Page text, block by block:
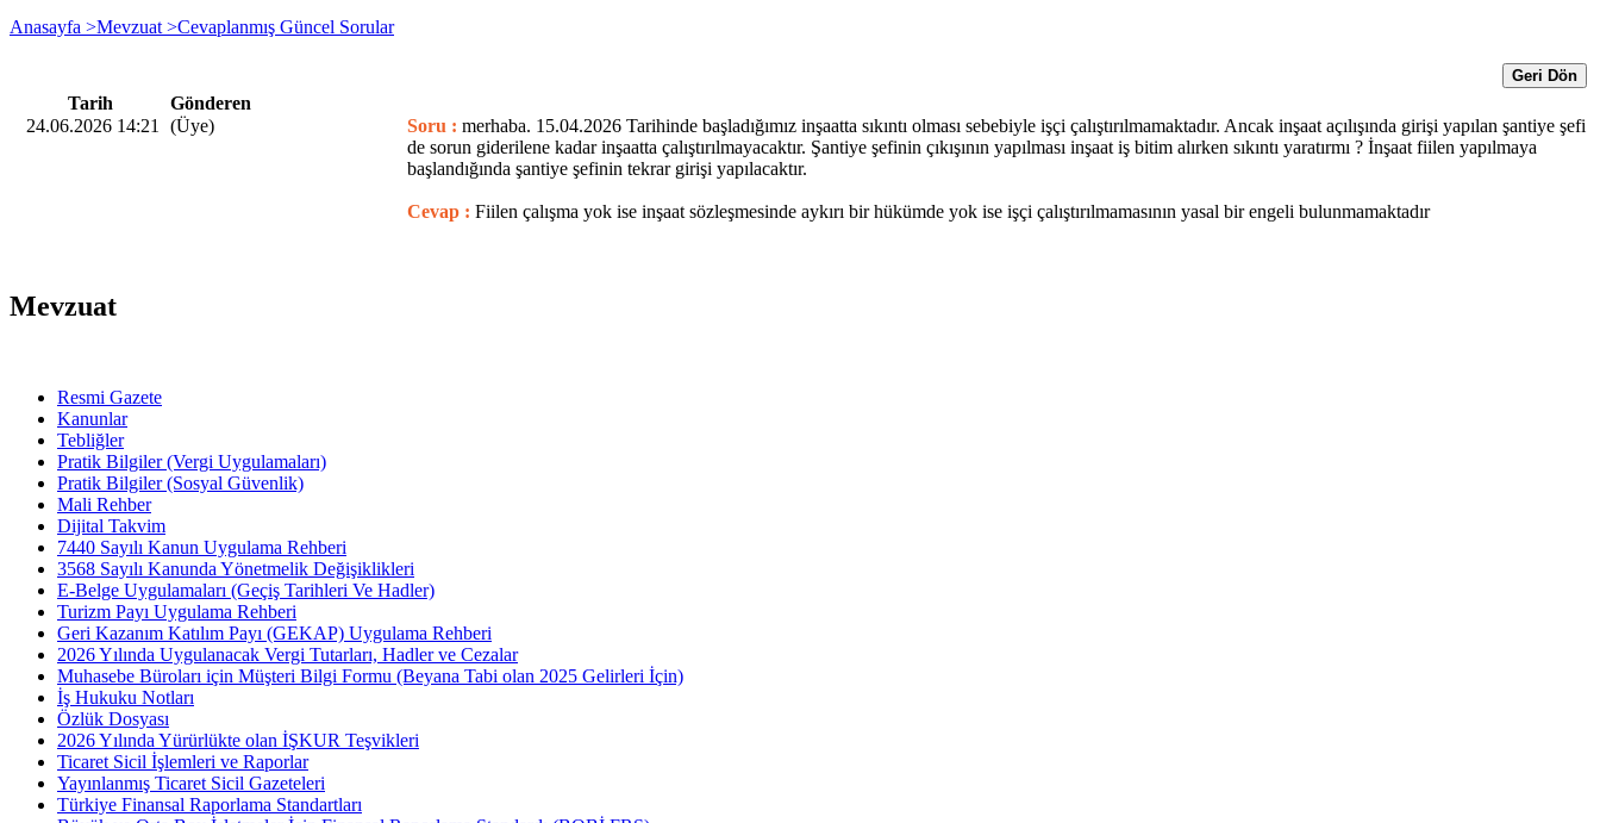
Anasayfa >Mevzuat >Cevaplanmış Güncel Sorular
Geri Dön
Tarih
Gönderen
24.06.2026 14:21
(Üye) Soru : merhaba. 15.04.2026 Tarihinde başladığımız inşaatta sıkıntı olması sebebiyle işçi çalıştırılmamaktadır. Ancak inşaat açılışında girişi yapılan şantiye şefi
de sorun giderilene kadar inşaatta çalıştırılmayacaktır. Şantiye şefinin çıkışının yapılması inşaat iş bitim alırken sıkıntı yaratırmı ? İnşaat fiilen yapılmaya
başlandığında şantiye şefinin tekrar girişi yapılacaktır.
Cevap : Fiilen çalışma yok ise inşaat sözleşmesinde aykırı bir hükümde yok ise işçi çalıştırılmamasının yasal bir engeli bulunmamaktadır
Mevzuat
Resmi Gazete
Kanunlar
Tebliğler
Pratik Bilgiler (Vergi Uygulamaları)
Pratik Bilgiler (Sosyal Güvenlik)
Mali Rehber
Dijital Takvim
7440 Sayılı Kanun Uygulama Rehberi
3568 Sayılı Kanunda Yönetmelik Değişiklikleri
E-Belge Uygulamaları (Geçiş Tarihleri Ve Hadler)
Turizm Payı Uygulama Rehberi
Geri Kazanım Katılım Payı (GEKAP) Uygulama Rehberi
2026 Yılında Uygulanacak Vergi Tutarları, Hadler ve Cezalar
Muhasebe Büroları için Müşteri Bilgi Formu (Beyana Tabi olan 2025 Gelirleri İçin)
İş Hukuku Notları
Özlük Dosyası
2026 Yılında Yürürlükte olan İŞKUR Teşvikleri
Ticaret Sicil İşlemleri ve Raporlar
Yayınlanmış Ticaret Sicil Gazeteleri
Türkiye Finansal Raporlama Standartları